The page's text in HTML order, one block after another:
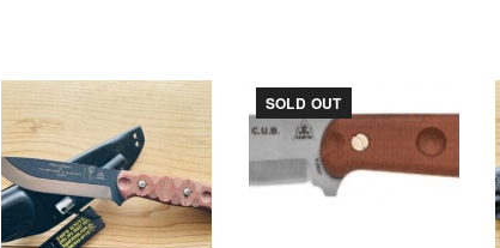
SOLD OUT